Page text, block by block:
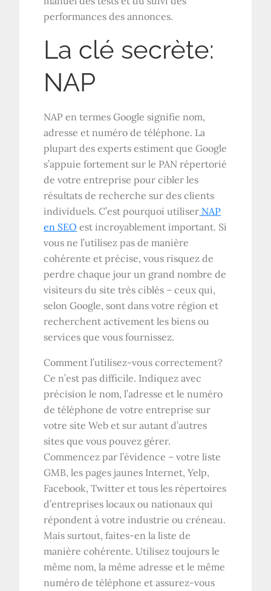
performances des annonces.
La clé secrète:
NAP
NAP en termes Google signifie nom,
adresse et numéro de téléphone. La
plupart des experts estiment que Google
s’appuie fortement sur le PAN répertorié
de votre entreprise pour cibler les
résultats de recherche sur des clients
individuels. C’est pourquoi utiliser NAP
en SEO est incroyablement important. Si
vous ne l’utilisez pas de manière
cohérente et précise, vous risquez de
perdre chaque jour un grand nombre de
visiteurs du site très ciblés – ceux qui,
selon Google, sont dans votre région et
recherchent activement les biens ou
services que vous fournissez.
Comment l’utilisez-vous correctement?
Ce n’est pas difficile. Indiquez avec
précision le nom, l’adresse et le numéro
de téléphone de votre entreprise sur
votre site Web et sur autant d’autres
sites que vous pouvez gérer.
Commencez par l’évidence – votre liste
GMB, les pages jaunes Internet, Yelp,
Facebook, Twitter et tous les répertoires
d’entreprises locaux ou nationaux qui
répondent à votre industrie ou créneau.
Mais surtout, faites-en la liste de
manière cohérente. Utilisez toujours le
même nom, la même adresse et le même
numéro de téléphone et assurez-vous